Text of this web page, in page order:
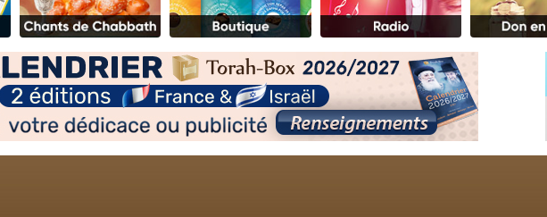
3 personnes viennent de faire un don pour 5 jours de vacances aux Orphelins
2 personnes viennent de nous rejoindre sur WhatsApp
13 personnes viennent de demander une bénédiction
Il reste 49 places pour étudier en groupe sur Zoom
30 personnes viennent de faire un don pour Sauvez la jambe de Yohan
12 nouvelles musiques dans Torah-Box Music